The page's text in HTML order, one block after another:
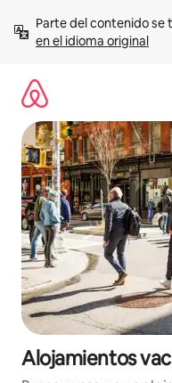
contenido
Parte del contenido
en el idioma original
Alojamientos